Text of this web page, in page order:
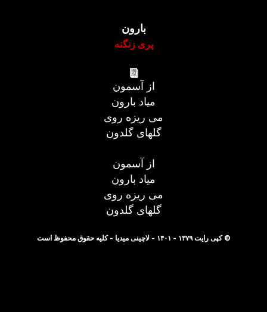
بارون
پری زنگنه
از آسمون
میاد بارون
می ریزه روی
گلهای گلدون
از آسمون
میاد بارون
می ریزه روی
گلهای گلدون
© کپی رایت ۱۳۷۹ - ۱۴۰۱ - لاچینی میدیا - کلیه حقوق محفوظ است